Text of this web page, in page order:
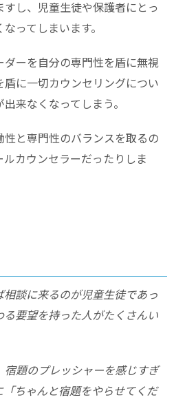
し、児童生徒や保護者にとっ
ってしまいます。
ーを自分の専門性を盾に無視
盾に一切カウンセリングについ
来なくなってしまう。
と専門性のバランスを取るの
カウンセラーだったりしま
談に来るのが児童生徒であっ
る要望を持った人がたくさんい
宿題のプレッシャーを感じすぎ
ちゃんと宿題をやらせてくだ